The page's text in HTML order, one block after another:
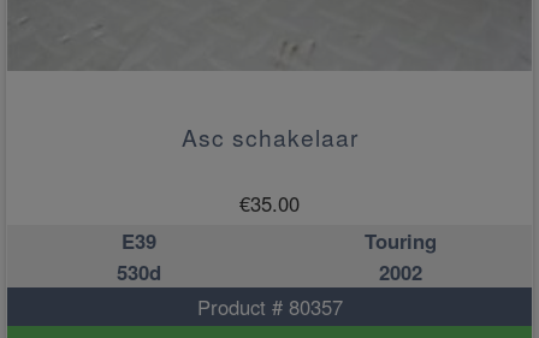
Asc schakelaar
€35.00
E39
Touring
530d
2002
Product # 80357